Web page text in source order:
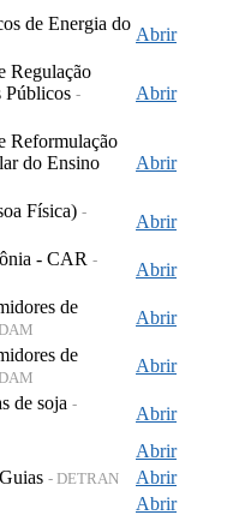
de Energia do
Abrir
Regulação
Públicos -
Abrir
Reformulação
do Ensino
Abrir
Física) -
Abrir
- CAR -
Abrir
de
Abrir
de
Abrir
de soja -
Abrir
Abrir
- DETRAN
Abrir
Abrir